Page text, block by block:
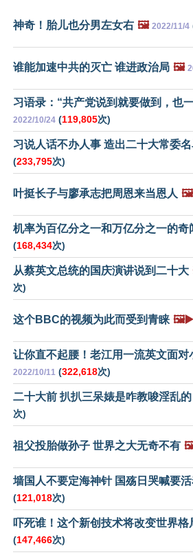
神奇！胎儿也分男左女右 🖼️ 2022/11/4
谁能加速中共的灭亡 谁进政治局 🖼️
习语录：“共产党说到就要做到，也
2022/10/24 (119,805次)
习说人话不办人事 造出二十大常委
(233,795次)
叶挺长子与廖承志把周恩来当恩人 🖼️
机率为百亿分之一和万亿分之一的奇
(168,434次)
从蔡英文总统的国庆演讲说到二十大
次)
这个BBC的视频为此而受到青睐 🖼️▶️
让你直不起腰！老江用一流英文面对
2022/10/11 (322,618次)
二十大前 扒扒三呆婊是咋教唆淫乱的
次)
祖父投胎做孙子 世界之大无奇不有
墙国人不要定海神针 国殇日哭喊要
(121,018次)
吓死谁！这个新创技术将改变世界格
(147,466次)